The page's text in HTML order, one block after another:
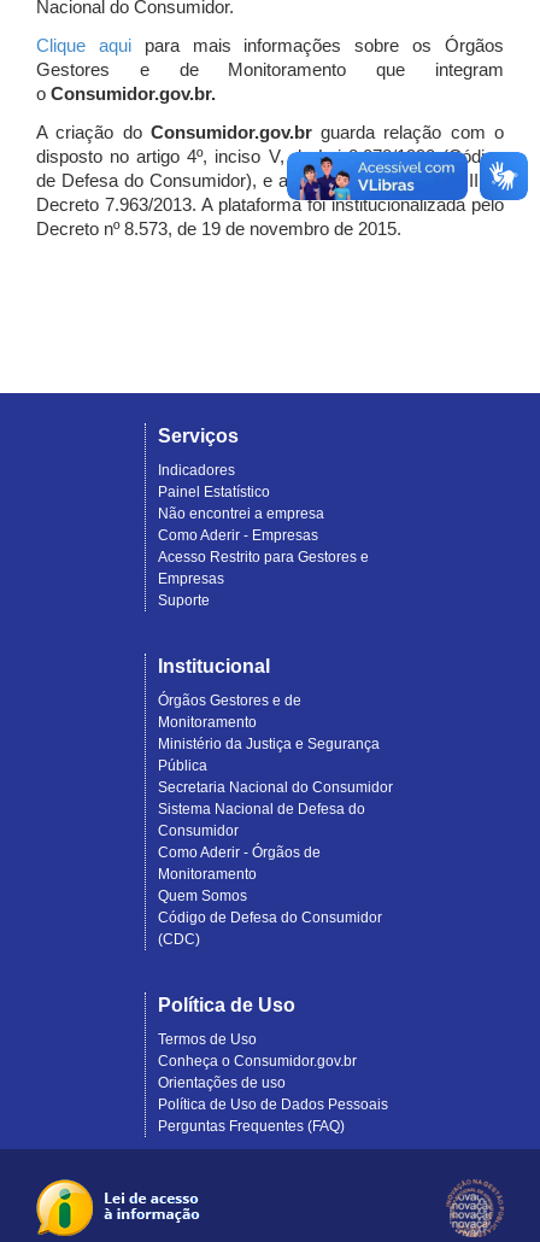
Nacional do Consumidor.
Clique aquipara mais informações sobre os Órgãos
Gestores e de Monitoramento que integram
o Consumidor.gov.br.
A criação do Consumidor.gov.brguarda relação com o
disposto no artigo 4º, inciso V, da Lei 8.078/1990 (Código
de Defesa do Consumidor), e artigo 7º, incisos I, II e III do
Decreto 7.963/2013. A plataforma foi institucionalizada pelo
Decreto nº 8.573, de 19 de novembro de 2015.
Serviços
Indicadores
Painel Estatístico
Não encontrei a empresa
Como Aderir - Empresas
Acesso Restrito para Gestores e
Empresas
Suporte
Institucional
Órgãos Gestores e de
Monitoramento
Ministério da Justiça e Segurança
Pública
Secretaria Nacional do Consumidor
Sistema Nacional de Defesa do
Consumidor
Como Aderir - Órgãos de
Monitoramento
Quem Somos
Código de Defesa do Consumidor
(CDC)
Política de Uso
Termos de Uso
Conheça o Consumidor.gov.br
Orientações de uso
Política de Uso de Dados Pessoais
Perguntas Frequentes (FAQ)